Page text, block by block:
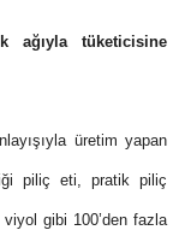
ağıyla tüketicisine
üretim yapan
piliç eti, pratik piliç
gibi 100’den fazla